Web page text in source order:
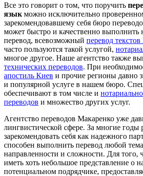
Все это говорит о том, что поручить
язык можно исключительно
зарекомендовавшему себя бюро
может быстро и качественно выполнить
перевод, всевозможный перевод
часто пользуются такой услугой,
многое другое. Наше агентство также
технических переводов. При
апостиль Киев и прочие регионы давно
и популярной услуге в нашем бюро.
обеспечивают в том числе и
переводов и множество других услуг.
Агентство переводов Макаренко уже
лингвистической сфере. За многие
зарекомендовать себя как надежного
способен выполнить перевод любой
направленности и сложности. Для
иметь хоть небольшое представление о
потенциальном подрядчике,